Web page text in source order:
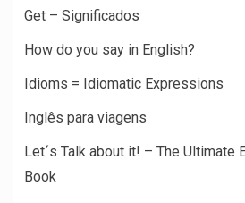
Get – Significados
How do you say in English?
Idioms = Idiomatic Expressions
Inglês para viagens
Let´s Talk about it! – The Ultimate
Book